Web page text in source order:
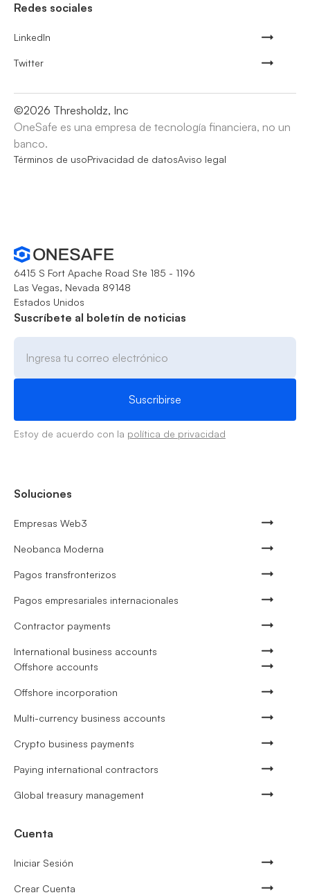
Redes sociales
LinkedIn
Twitter
©2026 Thresholdz, Inc
OneSafe es una empresa de tecnología financiera, no un
banco.
Términos de usoPrivacidad de datosAviso legal
6415 S Fort Apache Road Ste 185 - 1196
Las Vegas, Nevada 89148
Estados Unidos
Suscríbete al boletín de noticias
Estoy de acuerdo con la política de privacidad
Soluciones
Empresas Web3
Neobanca Moderna
Pagos transfronterizos
Pagos empresariales internacionales
Contractor payments
International business accounts
Offshore accounts
Offshore incorporation
Multi-currency business accounts
Crypto business payments
Paying international contractors
Global treasury management
Cuenta
Iniciar Sesión
Crear Cuenta